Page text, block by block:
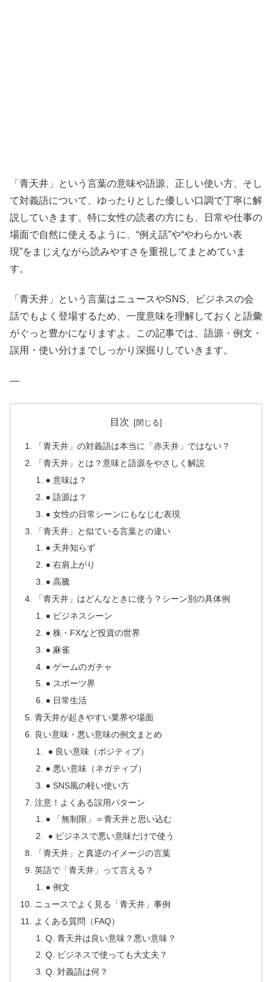
「青天井」という言葉の意味や語源、正しい使い方、そし
て対義語について、ゆったりとした優しい口調で丁寧に解
説していきます。特に女性の読者の方にも、日常や仕事の
場面で自然に使えるように、“例え話”や“やわらかい表
現”をまじえながら読みやすさを重視してまとめていま
す。
「青天井」という言葉はニュースやSNS、ビジネスの会
話でもよく登場するため、一度意味を理解しておくと語彙
がぐっと豊かになりますよ。この記事では、語源・例文・
誤用・使い分けまでしっかり深掘りしていきます。
—
目次
「青天井」の対義語は本当に「赤天井」ではない？
「青天井」とは？意味と語源をやさしく解説
● 意味は？
● 語源は？
● 女性の日常シーンにもなじむ表現
「青天井」と似ている言葉との違い
● 天井知らず
● 右肩上がり
● 高騰
「青天井」はどんなときに使う？シーン別の具体例
● ビジネスシーン
● 株・FXなど投資の世界
● 麻雀
● ゲームのガチャ
● スポーツ界
● 日常生活
青天井が起きやすい業界や場面
良い意味・悪い意味の例文まとめ
● 良い意味（ポジティブ）
● 悪い意味（ネガティブ）
● SNS風の軽い使い方
注意！よくある誤用パターン
● 「無制限」＝青天井と思い込む
● ビジネスで悪い意味だけで使う
「青天井」と真逆のイメージの言葉
英語で「青天井」って言える？
● 例文
ニュースでよく見る「青天井」事例
よくある質問（FAQ）
Q. 青天井は良い意味？悪い意味？
Q. ビジネスで使っても大丈夫？
Q. 対義語は何？